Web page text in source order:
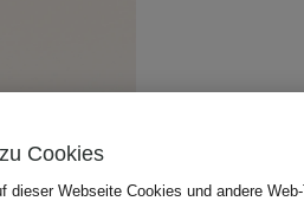
Cookies
dieser Webseite Cookies und andere